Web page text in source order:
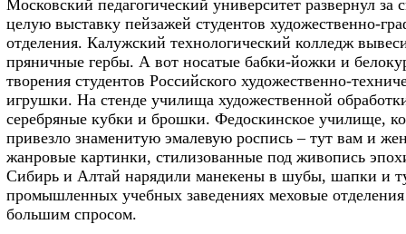
Московский педагогический университет развернул за
целую выставку пейзажей студентов художественно-
отделения. Калужский технологический колледж
пряничные гербы. А вот носатые бабки-йожки и
творения студентов Российского художественно-
игрушки. На стенде училища художественной
серебряные кубки и брошки. Федоскинское училище,
привезло знаменитую эмалевую роспись – тут вам и
жанровые картинки, стилизованные под живопись
Сибирь и Алтай нарядили манекены в шубы, шапки и
промышленных учебных заведениях меховые
большим спросом.